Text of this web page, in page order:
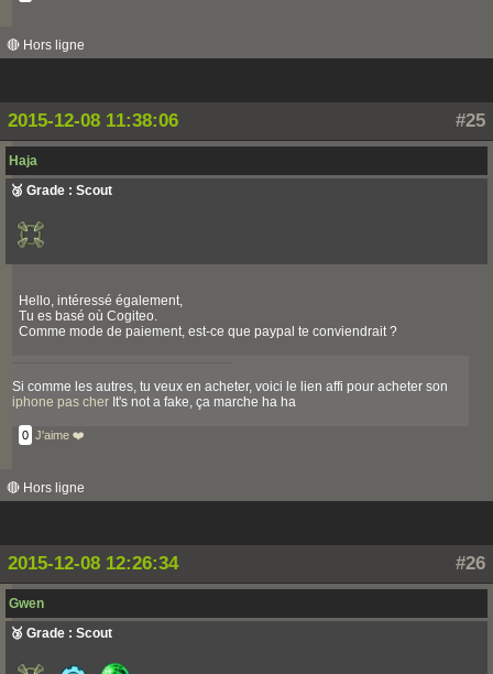
🔴 Hors ligne
#25
2015-12-08 11:38:06
Haja
🥉 Grade : Scout
Hello, intéressé également,
Tu es basé où Cogiteo.
Comme mode de paiement, est-ce que paypal te conviendrait ?
Si comme les autres, tu veux en acheter, voici le lien affi pour acheter son
iphone pas cher It's not a fake, ça marche ha ha
0 J'aime ❤️
🔴 Hors ligne
#26
2015-12-08 12:26:34
Gwen
🥉 Grade : Scout